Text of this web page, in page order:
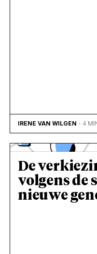
IRENE VAN WILGEN - 4
De
volgens de
nieuwe